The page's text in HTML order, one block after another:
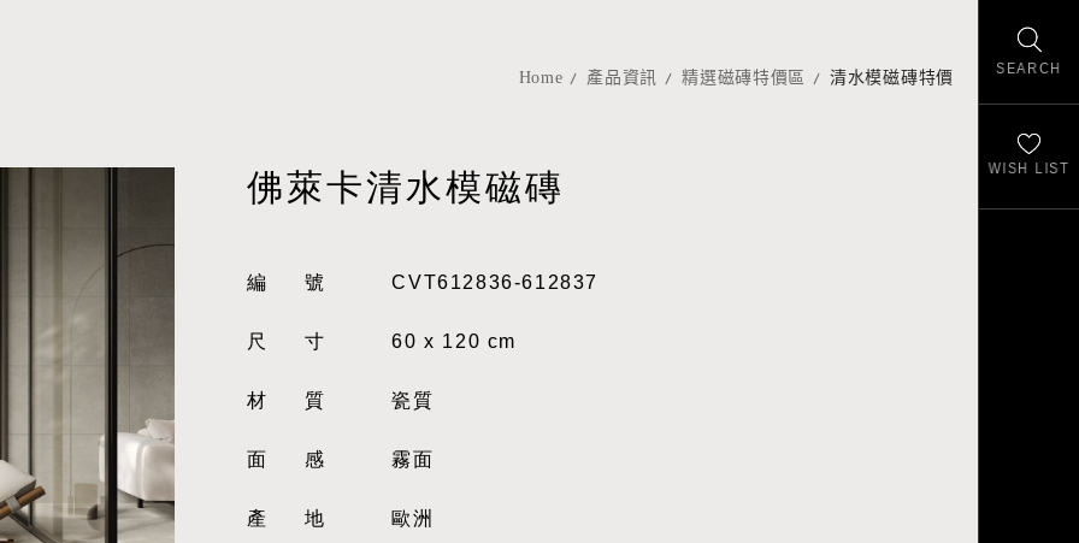
SEARCH
WISH LIST
Home 產品資訊 精選磁磚特價區 清水模磁磚特價
佛萊卡清水模磁磚
編號 CVT612836-612837
尺寸 60 x 120 cm
材質 瓷質
面感 霧面
產地 歐洲